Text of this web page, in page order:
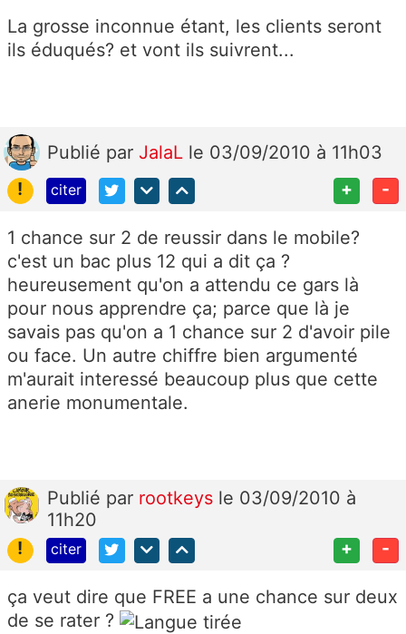
La grosse inconnue étant, les clients seront
ils éduqués? et vont ils suivrent...
Publié par JalaL le 03/09/2010 à 11h03
!
citer + -
1 chance sur 2 de reussir dans le mobile?
c'est un bac plus 12 qui a dit ça ?
heureusement qu'on a attendu ce gars là
pour nous apprendre ça; parce que là je
savais pas qu'on a 1 chance sur 2 d'avoir pile
ou face. Un autre chiffre bien argumenté
m'aurait interessé beaucoup plus que cette
anerie monumentale.
Publié par rootkeys le 03/09/2010 à
11h20
!
citer + -
ça veut dire que FREE a une chance sur deux
de se rater ?